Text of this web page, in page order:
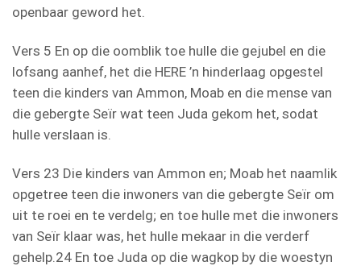
openbaar geword het.
Vers 5 En op die oomblik toe hulle die gejubel en die
lofsang aanhef, het die HERE ’n hinderlaag opgestel
teen die kinders van Ammon, Moab en die mense van
die gebergte Seïr wat teen Juda gekom het, sodat
hulle verslaan is.
Vers 23 Die kinders van Ammon en; Moab het naamlik
opgetree teen die inwoners van die gebergte Seïr om
uit te roei en te verdelg; en toe hulle met die inwoners
van Seïr klaar was, het hulle mekaar in die verderf
gehelp.24 En toe Juda op die wagkop by die woestyn